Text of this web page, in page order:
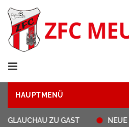
HAUPTMENÜ
GLAUCHAU ZU GAST NEUE